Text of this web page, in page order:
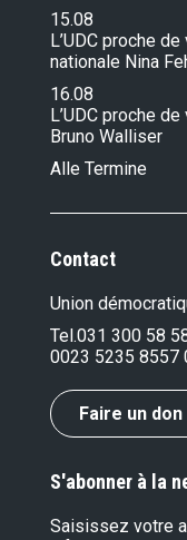
15.08
L’UDC proche
nationale Nina
16.08
L’UDC proche
Bruno Walliser
Alle Termine
Contact
Union
Tel.031 300 58
0023 5235 8557
Faire un don
S'abonner à la
Saisissez votre